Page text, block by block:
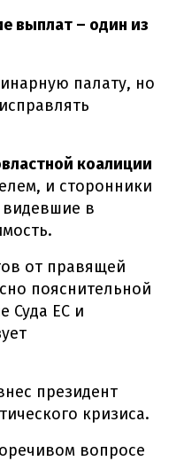
выплат – один из
палату, но
коалиции
и сторонники
видевшие в
от правящей
пояснительной
Суда ЕС и
президент
кризиса.
вопросе